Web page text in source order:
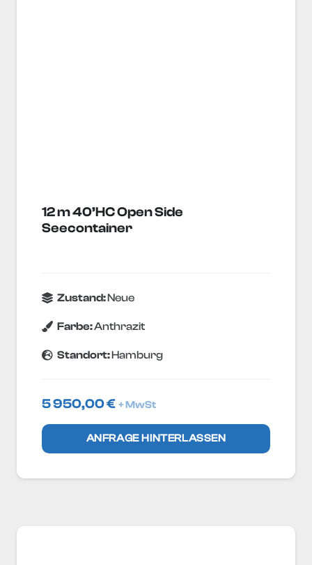
12 m 40’HC Open Side
Seecontainer
Zustand:Neue
Farbe:Anthrazit
Standort:Hamburg
5 950,00€ + MwSt
ANFRAGE HINTERLASSEN